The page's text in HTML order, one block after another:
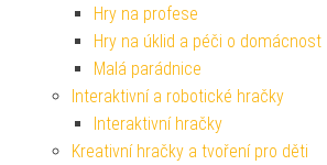
Hry na profese
Hry na úklid a péči o domácnost
Malá parádnice
Interaktivní a robotické hračky
Interaktivní hračky
Kreativní hračky a tvoření pro děti